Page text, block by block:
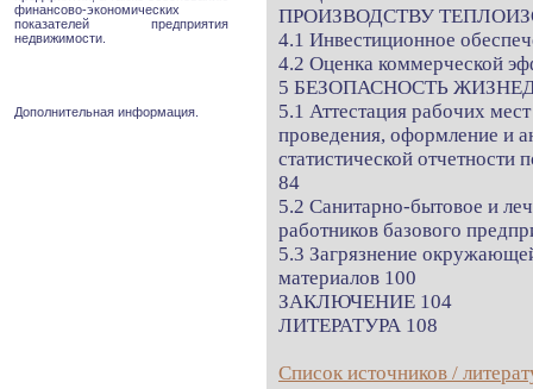
финансово-экономических
показателей предприятия
недвижимости.
Дополнительная информация.
ПРОИЗВОДСТВУ
4.1 Инвестиционное
4.2 Оценка коммерческой
5 БЕЗОПАСНОСТЬ
5.1 Аттестация рабочих
проведения, оформление и
статистической отчетности
84
5.2 Санитарно-бытовое и
работников базового
5.3 Загрязнение
материалов 100
ЗАКЛЮЧЕНИЕ 104
ЛИТЕРАТУРА 108
Список источников /